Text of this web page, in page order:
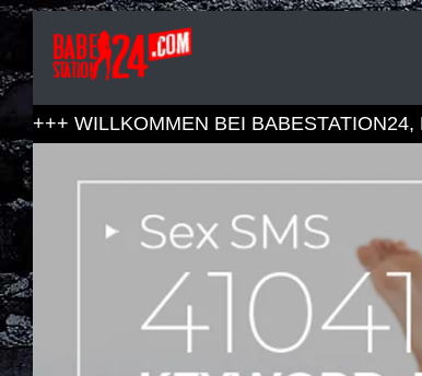
+++ WILLKOMMEN BEI